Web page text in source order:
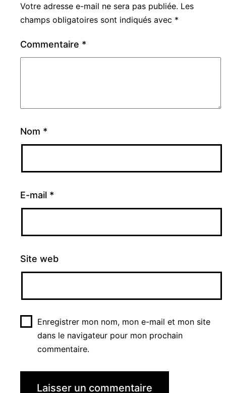
Votre adresse e-mail ne sera pas publiée. Les
champs obligatoires sont indiqués avec *
Commentaire *
Nom *
E-mail *
Site web
Enregistrer mon nom, mon e-mail et mon site
dans le navigateur pour mon prochain
commentaire.